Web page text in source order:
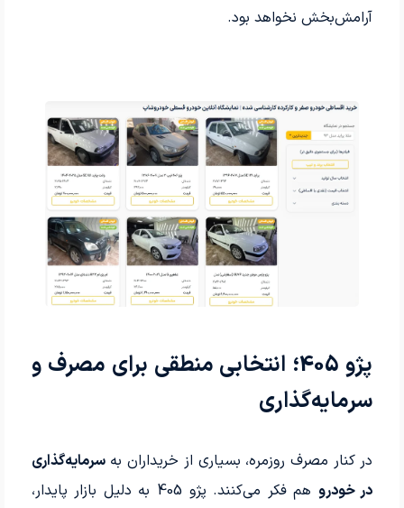
آرامش‌بخش نخواهد بود.
پژو 405؛ انتخابی منطقی برای مصرف و
سرمایه‌گذاری
در کنار مصرف روزمره، بسیاری از خریداران بهسرمایه‌گذاری
در خودرو
هم فکر می‌کنند. پژو 405 به دلیل بازار پایدار،